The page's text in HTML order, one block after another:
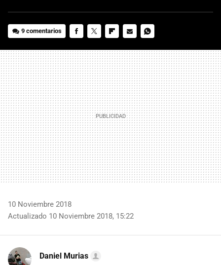
9 comentarios
MAIL
10 Noviembre 2018
Actualizado 10 Noviembre 2018, 15:22
Daniel Murias